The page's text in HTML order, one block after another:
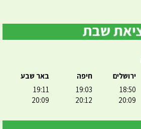
ירושלים
18:50
20:09
חיפה
19:03
20:12
באר שבע
19:11
20:09